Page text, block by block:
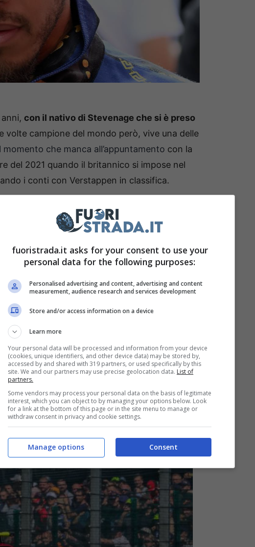
con il nativo di Stevenage che si è preso
volte campione del mondo però, vive una delle
momento che manca all’appuntamento con la
del 2021 quando il britannico si impose nel
i conti con Verstappen in classifica.
le polemiche di Abu Dhabi,
1
. Come avrete sicuramente sentito, di
realtà che arriva dagli Stati Uniti d’America,
a fare il loro esordio.
vuole Andretti
più in griglia a partire dal 2025,ovvero
. Lo storico squadrone americano, che ha
strisce, ha ottenuto il via libera dalla FIA, ed
Liberty Media per l’approvazione definitiva
da superare per poter dire di avercela
fuoristrada.it asks for your consent to use your
personal data for the following purposes:
Personalised advertising and content, advertising and content
measurement, audience research and services development
Store and/or access information on a device
Learn more
Your personal data will be processed and information from your device
(cookies, unique identifiers, and other device data) may be stored by,
accessed by and shared with 319 partners, or used specifically by this
site. We and our partners may use precise geolocation data. List of
partners.
Some vendors may process your personal data on the basis of legitimate
interest, which you can object to by managing your options below. Look
for a link at the bottom of this page or in the site menu to manage or
withdraw consent in privacy and cookie settings.
Consent
Manage options